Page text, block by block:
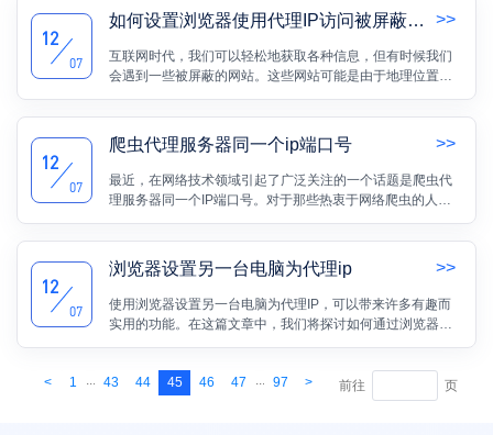
器给别人使用时，必须确定代理服务器给出的IP地址是什
么。本文将介绍如何设置代理服务器并了解给出的IP地址。
12
07
如何设置浏览器使用代理IP访问被屏蔽的网站 >>
互联网时代，我们可以轻松地获取各种信息，但有时候我们
会遇到一些被屏蔽的网站。这些网站可能是由于地理位置限
制、政策原因或其他因素而导致无法直接访问。然而，我们
并不想因为这些限制而失去宝贵的资源和信息。那么，有没
有什么方法可以绕过这些限制呢？答案是使用代理IP。
12
07
爬虫代理服务器同一个ip端口号 >>
最近，在网络技术领域引起了广泛关注的一个话题是爬虫代
理服务器同一个IP端口号。对于那些热衷于网络爬虫的人们
来说，这确实是一个令人兴奋的发现。通过使用同一个IP端
口号作为爬虫代理服务器，他们可以更加高效地收集网络数
据，并且还能够避免被封禁。本文将为您详细介绍这一话
题，探讨它的意义以及可能的应用场景。
12
07
浏览器设置另一台电脑为代理ip >>
使用浏览器设置另一台电脑为代理IP，可以带来许多有趣而
实用的功能。在这篇文章中，我们将探讨如何通过浏览器设
置将另一台电脑作为代理IP，从而享受更多便利和隐私保
进行网络爬虫或数据分析，这个技巧都将为您提供新的可能
< 1 ... 43 44 45 46 47 ... 97 > 前往 页